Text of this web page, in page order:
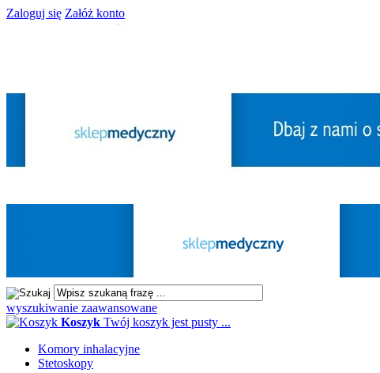
Zaloguj się Załóż konto
wyszukiwanie zaawansowane
Koszyk Twój koszyk jest pusty ...
Komory inhalacyjne
Stetoskopy